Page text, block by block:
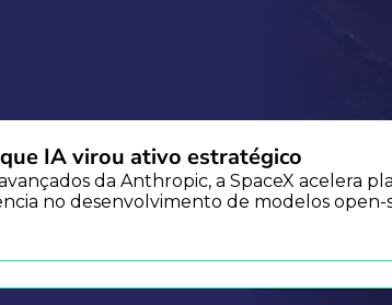
IA virou ativo estratégico
da Anthropic, a SpaceX acelera
no desenvolvimento de modelos open-